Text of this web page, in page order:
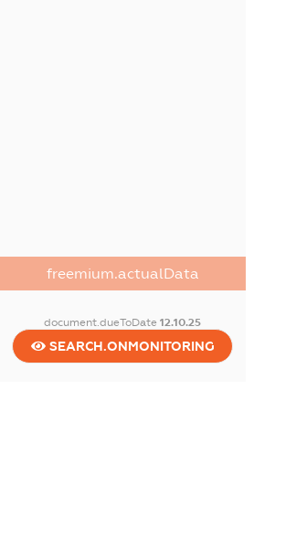
freemium.actualData
document.dueToDate12.10.25
SEARCH.ONMONITORING